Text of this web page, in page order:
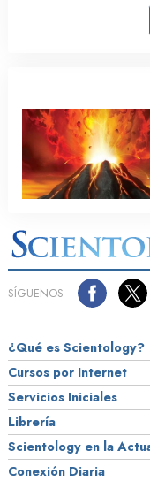
SÍGUENOS
¿Qué es Scientology?
Cursos por Internet
Servicios Iniciales
Librería
Scientology en la
Conexión Diaria